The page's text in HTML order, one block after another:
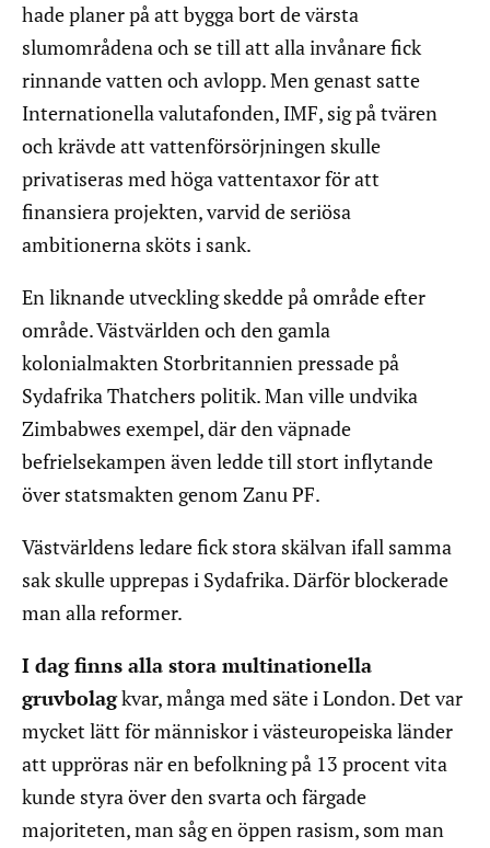
hade planer på att bygga bort de värsta
slumområdena och se till att alla invånare fick
rinnande vatten och avlopp. Men genast satte
Internationella valutafonden, IMF, sig på tvären
och krävde att vattenförsörjningen skulle
privatiseras med höga vattentaxor för att
finansiera projekten, varvid de seriösa
ambitionerna sköts i sank.
En liknande utveckling skedde på område efter
område. Västvärlden och den gamla
kolonialmakten Storbritannien pressade på
Sydafrika Thatchers politik. Man ville undvika
Zimbabwes exempel, där den väpnade
befrielsekampen även ledde till stort inflytande
över statsmakten genom Zanu PF.
Västvärldens ledare fick stora skälvan ifall samma
sak skulle upprepas i Sydafrika. Därför blockerade
man alla reformer.
I dag finns alla stora multinationella
gruvbolagkvar, många med säte i London. Det var
mycket lätt för människor i västeuropeiska länder
att uppröras när en befolkning på 13 procent vita
kunde styra över den svarta och färgade
majoriteten, man såg en öppen rasism, som man